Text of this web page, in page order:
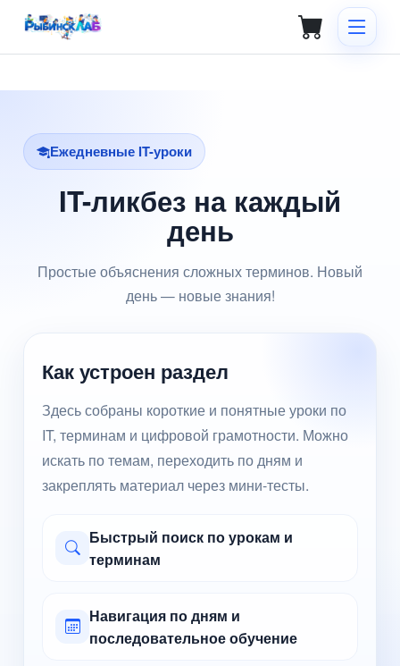
Ежедневные IT-уроки
IT-ликбез на каждый
день
Простые объяснения сложных терминов. Новый
день — новые знания!
Как устроен раздел
Здесь собраны короткие и понятные уроки по
IT, терминам и цифровой грамотности. Можно
искать по темам, переходить по дням и
закреплять материал через мини-тесты.
Быстрый поиск по урокам и
терминам
Навигация по дням и
последовательное обучение